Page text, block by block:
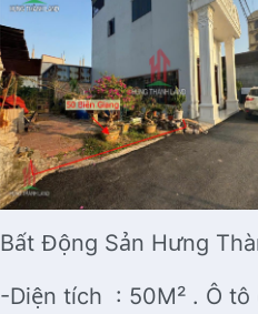
Bất Động Sản Hưng
-Diện tích : 50M² . Ô tô